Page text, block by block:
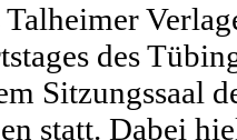
des
Sitzungssaal
statt. Dabei